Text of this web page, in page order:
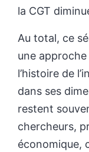
la CGT
Au total, ce
une
l’histoire de
dans ses
restent
chercheurs,
économique,